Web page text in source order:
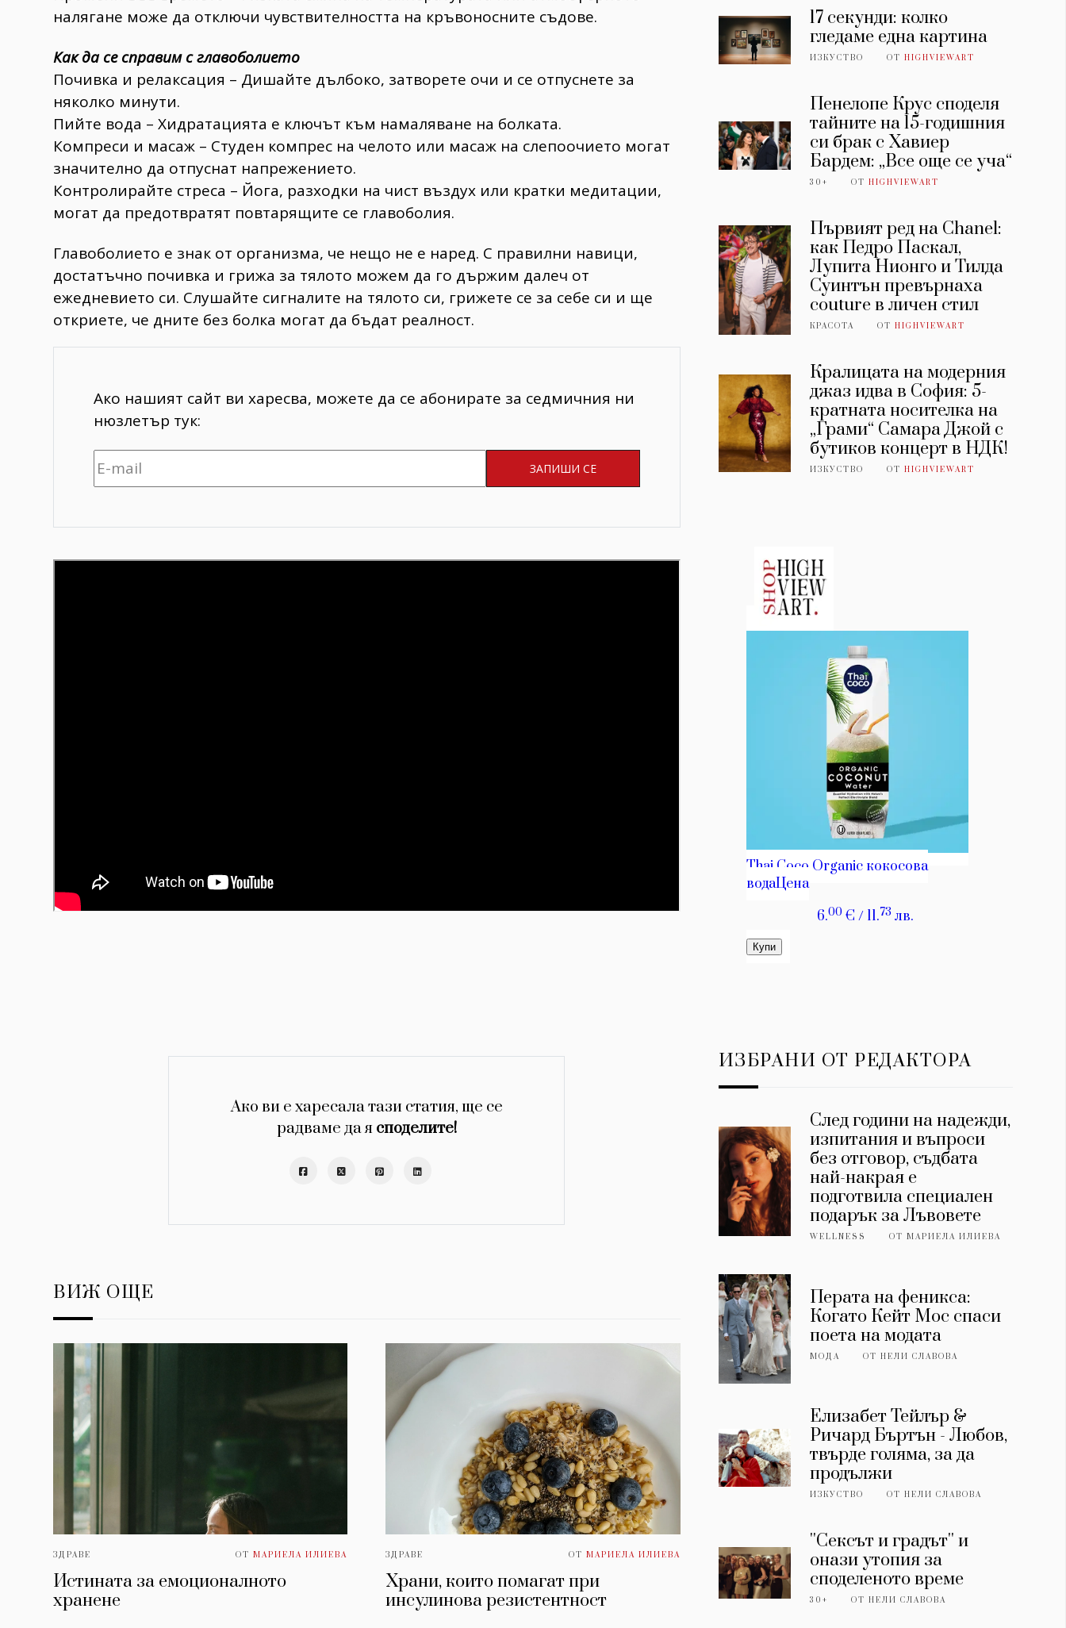
налягане може да отключи чувствителността на кръвоносните съдове.
Как да се справим с главоболието
Почивка и релаксация – Дишайте дълбоко, затворете очи и се отпуснете за
няколко минути.
Пийте вода – Хидратацията е ключът към намаляване на болката.
Компреси и масаж – Студен компрес на челото или масаж на слепоочието могат
значително да отпуснат напрежението.
Контролирайте стреса – Йога, разходки на чист въздух или кратки медитации,
могат да предотвратят повтарящите се главоболия.
Главоболието е знак от организма, че нещо не е наред. С правилни навици,
достатъчно почивка и грижа за тялото можем да го държим далеч от
ежедневието си. Слушайте сигналите на тялото си, грижете се за себе си и ще
откриете, че дните без болка могат да бъдат реалност.
Ако нашият сайт ви харесва, можете да се абонирате за седмичния ни
нюзлетър тук:
Ако ви е харесала тази статия, ще се
радваме да я споделите!
ВИЖ ОЩЕ
ЗДРАВЕ ОТМАРИЕЛА ИЛИЕВА
Истината за емоционалното
хранене
ЗДРАВЕ ОТ МАРИЕЛА ИЛИЕВА
Храни, които помагат при
инсулинова резистентност
17 секунди: колко
гледаме една картина
ИЗКУСТВО ОТHIGHVIEWART
Пенелопе Крус споделя
тайните на 15-годишния
си брак с Хавиер
Бардем: „Все още се уча“
30+ ОТHIGHVIEWART
Първият ред на Chanel:
как Педро Паскал,
Лупита Нионго и Тилда
Суинтън превърнаха
couture в личен стил
КРАСОТА ОТHIGHVIEWART
Кралицата на модерния
джаз идва в София: 5-
кратната носителка на
„Грами“ Самара Джой с
бутиков концерт в НДК!
ИЗКУСТВО ОТHIGHVIEWART
ИЗБРАНИ ОТ РЕДАКТОРА
След години на надежди,
изпитания и въпроси
без отговор, съдбата
най-накрая е
подготвила специален
подарък за Лъвовете
WELLNESS ОТМАРИЕЛА ИЛИЕВА
Перата на феникса:
Когато Кейт Мос спаси
поета на модата
МОДА ОТНЕЛИ СЛАВОВА
Елизабет Тейлър &
Ричард Бъртън - Любов,
твърде голяма, за да
продължи
ИЗКУСТВО ОТНЕЛИ СЛАВОВА
''Сексът и градът'' и
онази утопия за
споделеното време
30+ ОТНЕЛИ СЛАВОВА